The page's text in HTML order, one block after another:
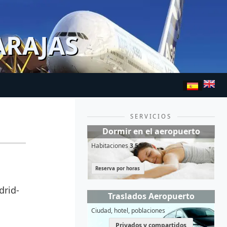
SERVICIOS
Dormir en el aeropuerto
Habitaciones3,5*
Reserva por horas
Traslados Aeropuerto
Ciudad, hotel, poblaciones